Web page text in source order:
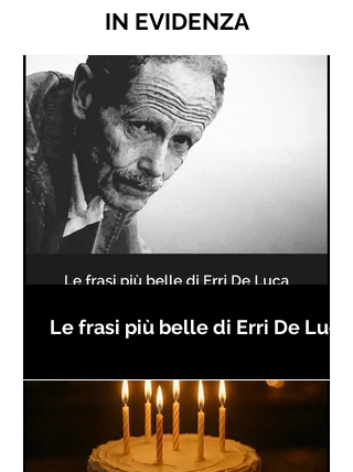
IN EVIDENZA
Le frasi più belle di Erri De Luca